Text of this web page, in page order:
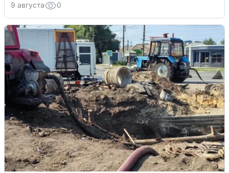
9 августа 0